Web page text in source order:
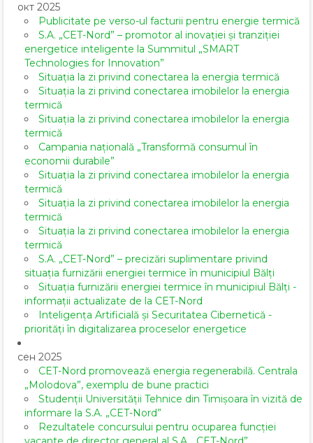
окт 2025
Publicitate pe verso-ul facturii pentru energie termică
S.A. „CET-Nord” – promotor al inovației și tranziției
energetice inteligente la Summitul „SMART
Technologies for Innovation”
Situația la zi privind conectarea la energia termică
Situația la zi privind conectarea imobilelor la energia
termică
Situația la zi privind conectarea imobilelor la energia
termică
Campania națională „Transformă consumul în
economii durabile”
Situația la zi privind conectarea imobilelor la energia
termică
Situația la zi privind conectarea imobilelor la energia
termică
Situația la zi privind conectarea imobilelor la energia
termică
S.A. „CET-Nord” – precizări suplimentare privind
situația furnizării energiei termice în municipiul Bălți
Situația furnizării energiei termice în municipiul Bălți -
informații actualizate de la CET-Nord
Inteligența Artificială și Securitatea Cibernetică -
priorități în digitalizarea proceselor energetice
сен 2025
CET-Nord promovează energia regenerabilă. Centrala
„Molodova”, exemplu de bune practici
Studenții Universității Tehnice din Timișoara în vizită de
informare la S.A. „CET-Nord”
Rezultatele concursului pentru ocuparea funcției